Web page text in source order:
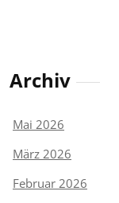
Archiv
Mai 2026
März 2026
Februar 2026